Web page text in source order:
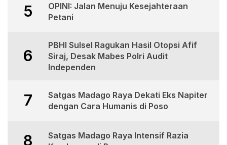
5
OPINI: Jalan Menuju Kesejahteraan
Petani
6
PBHI Sulsel Ragukan Hasil Otopsi Afif
Siraj, Desak Mabes Polri Audit
Independen
7
Satgas Madago Raya Dekati Eks Napiter
dengan Cara Humanis di Poso
8
Satgas Madago Raya Intensif Razia